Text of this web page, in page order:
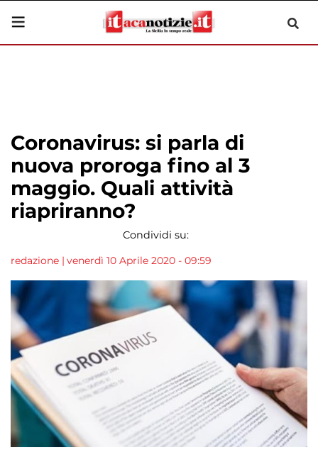
Coronavirus: si parla di
nuova proroga fino al 3
maggio. Quali attività
riapriranno?
Condividi su:
redazione | venerdì 10 Aprile 2020 - 09:59